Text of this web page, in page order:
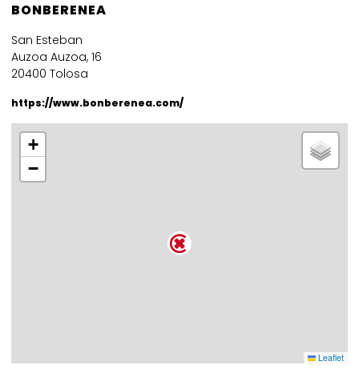
BONBERENEA
San Esteban
Auzoa Auzoa, 16
20400 Tolosa
https://www.bonberenea.com/
+
−
Leaflet